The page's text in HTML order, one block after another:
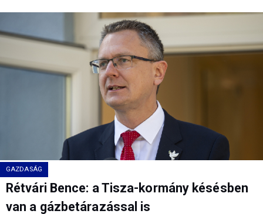
GAZDASÁG
Rétvári Bence: a Tisza-kormány késésben
van a gázbetárazással is